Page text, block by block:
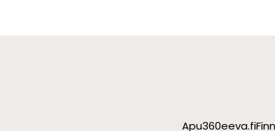
Apu360eeva.fi